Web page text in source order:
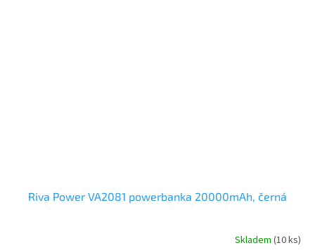
Riva Power VA2081 powerbanka 20000mAh, černá
Skladem (10 ks)